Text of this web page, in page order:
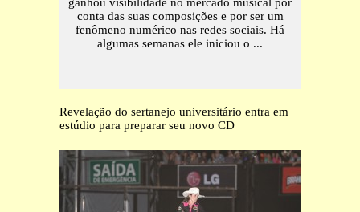
Revelação do sertanejo universitário entra em
estúdio para preparar seu novo CD